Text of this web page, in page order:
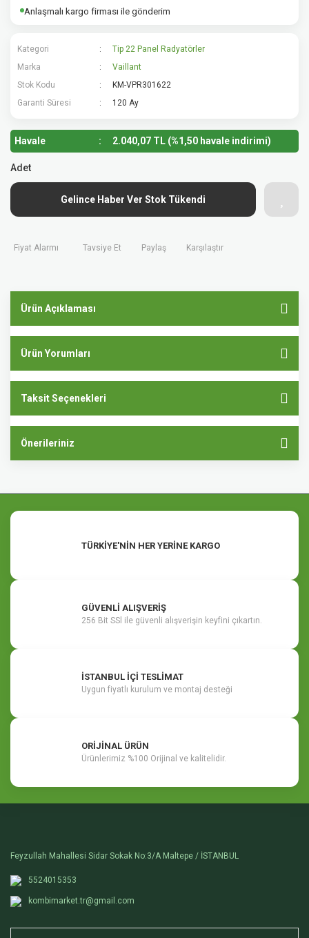
Anlaşmalı kargo firması ile gönderim
Kategori
Tip 22 Panel Radyatörler
Marka
Vaillant
Stok Kodu
KM-VPR301622
Garanti Süresi
120 Ay
Havale 2.040,07 TL (%1,50 havale indirimi)
Adet
Gelince Haber Ver Stok Tükendi
Fiyat Alarmı Tavsiye Et Paylaş Karşılaştır
Ürün Açıklaması
Ürün Yorumları
Taksit Seçenekleri
Önerileriniz
TÜRKİYE'NİN HER YERİNE KARGO
GÜVENLİ ALIŞVERİŞ
256 Bit SSl ile güvenli alışverişin keyfini çıkartın.
İSTANBUL İÇİ TESLİMAT
Uygun fiyatlı kurulum ve montaj desteği
ORİJİNAL ÜRÜN
Ürünlerimiz %100 Orijinal ve kalitelidir.
Feyzullah Mahallesi Sidar Sokak No:3/A Maltepe / İSTANBUL
5524015353
kombimarket.tr@gmail.com